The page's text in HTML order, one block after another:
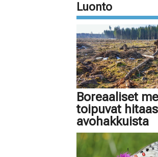
Luonto
Boreaaliset
toipuvat
avohakkuista